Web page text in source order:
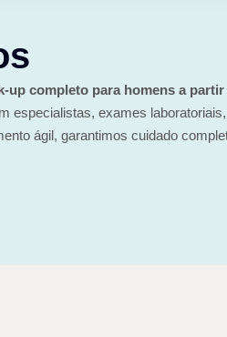
up completo para homens a partir
especialistas, exames
ágil, garantimos cuidado